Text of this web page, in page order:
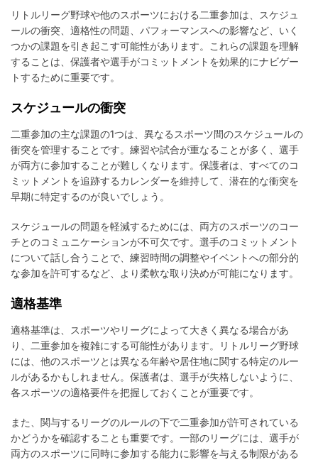
リトルリーグ野球や他のスポーツにおける二重参加は、スケジュ
ールの衝突、適格性の問題、パフォーマンスへの影響など、いく
つかの課題を引き起こす可能性があります。これらの課題を理解
することは、保護者や選手がコミットメントを効果的にナビゲー
トするために重要です。
スケジュールの衝突
二重参加の主な課題の1つは、異なるスポーツ間のスケジュールの
衝突を管理することです。練習や試合が重なることが多く、選手
が両方に参加することが難しくなります。保護者は、すべてのコ
ミットメントを追跡するカレンダーを維持して、潜在的な衝突を
早期に特定するのが良いでしょう。
スケジュールの問題を軽減するためには、両方のスポーツのコー
チとのコミュニケーションが不可欠です。選手のコミットメント
について話し合うことで、練習時間の調整やイベントへの部分的
な参加を許可するなど、より柔軟な取り決めが可能になります。
適格基準
適格基準は、スポーツやリーグによって大きく異なる場合があ
り、二重参加を複雑にする可能性があります。リトルリーグ野球
には、他のスポーツとは異なる年齢や居住地に関する特定のルー
ルがあるかもしれません。保護者は、選手が失格しないように、
各スポーツの適格要件を把握しておくことが重要です。
また、関与するリーグのルールの下で二重参加が許可されている
かどうかを確認することも重要です。一部のリーグには、選手が
両方のスポーツに同時に参加する能力に影響を与える制限がある